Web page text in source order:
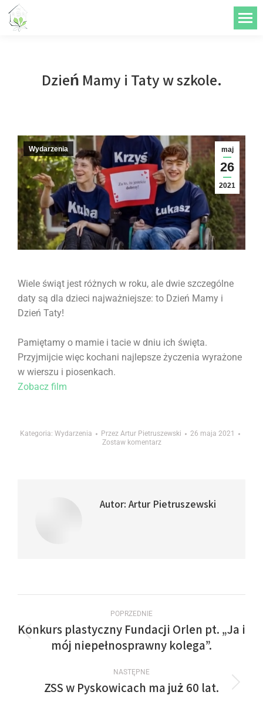
treści
Dzień Mamy i Taty w szkole.
maj
26
2021
Wydarzenia
Wiele świąt jest różnych w roku, ale dwie szczególne
daty są dla dzieci najważniejsze: to Dzień Mamy i
Dzień Taty!
Pamiętamy o mamie i tacie w dniu ich święta.
Przyjmijcie więc kochani najlepsze życzenia wyrażone
w wierszu i piosenkach.
Zobacz film
Kategoria: Wydarzenia Przez Artur Pietruszewski
26 maja 2021
Zostaw komentarz
Autor: Artur Pietruszewski
POPRZEDNIE
Konkurs plastyczny Fundacji Orlen pt. „Ja i
mój niepełnosprawny kolega”.
NASTĘPNE
ZSS w Pyskowicach ma już 60 lat.